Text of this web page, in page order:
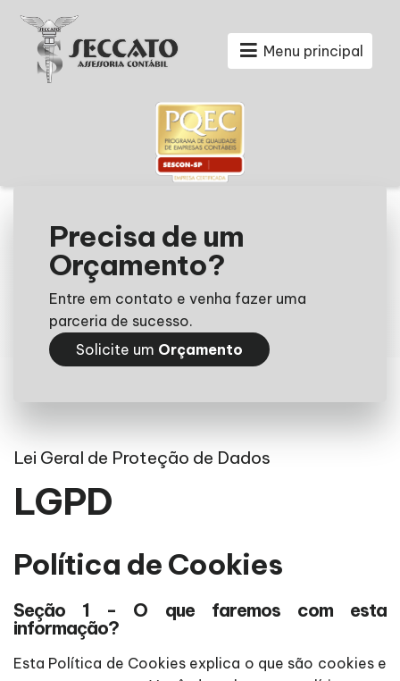
Menu principal
Precisa de um
Orçamento?
Entre em contato e venha fazer uma
parceria de sucesso.
Solicite um Orçamento
Lei Geral de Proteção de Dados
LGPD
Política de Cookies
Seção 1 - O que faremos com esta
informação?
Esta Política de Cookies explica o que são cookies e